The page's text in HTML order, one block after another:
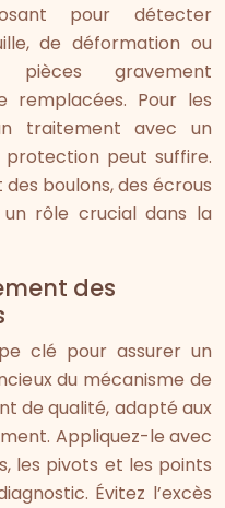
pour détecter
de déformation ou
pièces gravement
remplacées. Pour les
traitement avec un
protection peut suffire.
des boulons, des écrous
rôle crucial dans la
des
clé pour assurer un
du mécanisme de
de qualité, adapté aux
Appliquez-le avec
les pivots et les points
Évitez l’excès